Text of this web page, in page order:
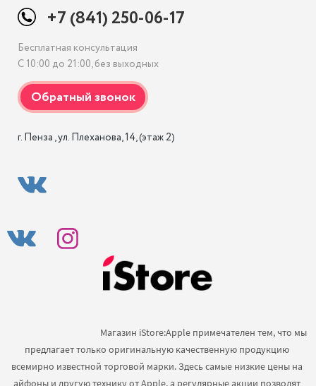
+7 (841) 250-06-17
Бесплатная консультация
С 10:00 до 21:00, без выходных
г. Пенза , ул. Плеханова, 14, (этаж 2)
предлагает только оригинальную качественную продукцию
всемирно известной торговой марки. Здесь самые низкие цены на
айфоны и другую технику от Apple, а регулярные акции позволят